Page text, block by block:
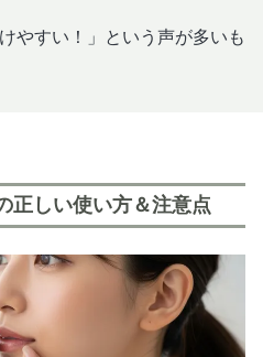
やすい！」という声が多いも
正しい使い方＆注意点